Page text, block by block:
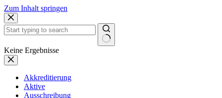
Zum Inhalt springen
Keine Ergebnisse
Akkreditierung
Aktive
Ausschreibung